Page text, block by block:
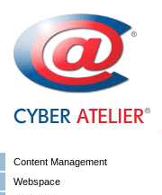
Content Management
Webspace